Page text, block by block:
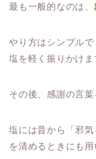
最も一般的なのは、
やり方はシンプル
塩を軽く振りかけま
その後、感謝の言葉
塩には昔から「邪
を清めるときにも用